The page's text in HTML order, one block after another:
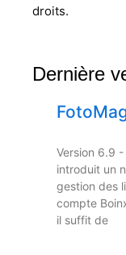
droits.
Dernière
Version 6.9
introduit un
gestion des
compte
il suffit de